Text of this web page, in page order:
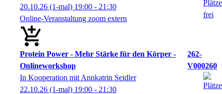
20.10.26 (1-mal) 19:00 - 21:30
Online-Veranstaltung zoom extern
Protein Power - Mehr Stärke für den Körper -
Onlineworkshop
262-
V000260
In Kooperation mit Annkatrin Seidler
22.10.26 (1-mal) 19:00 - 21:30